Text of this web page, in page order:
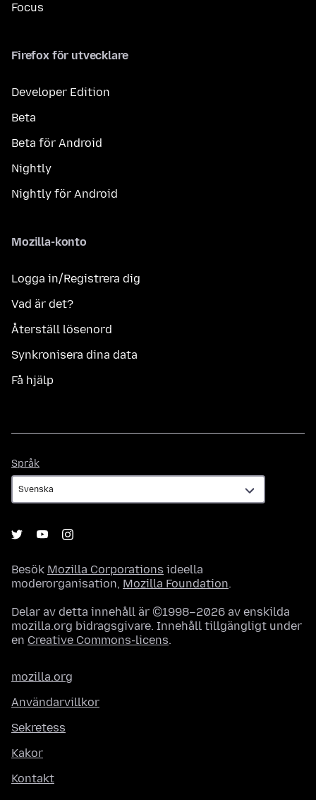
Focus
Firefox för utvecklare
Developer Edition
Beta
Beta för Android
Nightly
Nightly för Android
Mozilla-konto
Logga in/Registrera dig
Vad är det?
Återställ lösenord
Synkronisera dina data
Få hjälp
Språk
Besök Mozilla Corporations ideella
moderorganisation, Mozilla Foundation.
Delar av detta innehåll är ©1998–2026 av enskilda
mozilla.org bidragsgivare. Innehåll tillgängligt under
en Creative Commons-licens.
mozilla.org
Användarvillkor
Sekretess
Kakor
Kontakt